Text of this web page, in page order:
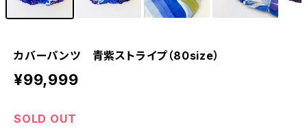
カバーパンツ 青紫ストライプ（80size）
¥99,999
SOLD OUT